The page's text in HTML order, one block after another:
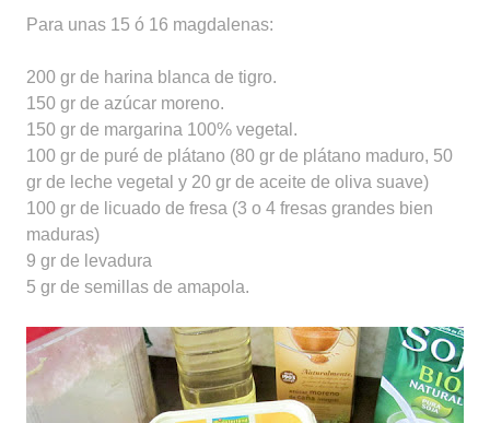
Para unas 15 ó 16 magdalenas:
200 gr de harina blanca de tigro.
150 gr de azúcar moreno.
150 gr de margarina 100% vegetal.
100 gr de puré de plátano (80 gr de plátano maduro, 50
gr de leche vegetal y 20 gr de aceite de oliva suave)
100 gr de licuado de fresa (3 o 4 fresas grandes bien
maduras)
9 gr de levadura
5 gr de semillas de amapola.